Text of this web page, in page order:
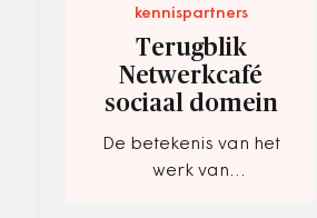
kennispartners
Terugblik
Netwerkcafé
sociaal domein
De betekenis van het
werk van